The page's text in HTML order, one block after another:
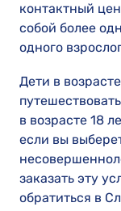
контактный
собой более
одного
Дети в
в возрасте 18
если вы
заказать эту
обратиться в